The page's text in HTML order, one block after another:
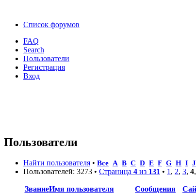
Список форумов
FAQ
Search
Пользователи
Регистрация
Вход
Пользователи
Найти пользователя • Все A B C D E F G H I J
Пользователей: 3273 • Страница 4 из 131 • 1 , 2, 3, 4,
ЗваниеИмя пользователя Сообщения